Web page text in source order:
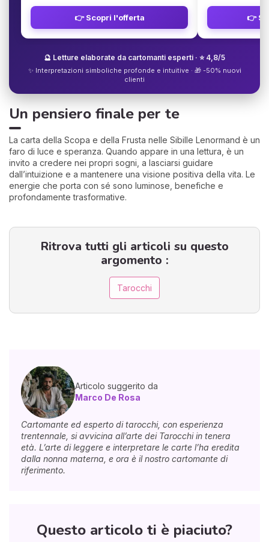
👉 Scopri l'offerta 👉
🔮 Letture elaborate da cartomanti esperti · ⭐ 4,8/5
✨ Interpretazioni simboliche profonde e intuitive · 🎁 -50% nuovi
clienti
Un pensiero finale per te
La carta della Scopa e della Frusta nelle Sibille Lenormand è un
faro di luce e speranza. Quando appare in una lettura, è un
invito a credere nei propri sogni, a lasciarsi guidare
dall’intuizione e a mantenere una visione positiva della vita. Le
energie che porta con sé sono luminose, benefiche e
profondamente trasformative.
Ritrova tutti gli articoli su questo
argomento :
Tarocchi
Articolo suggerito da
Marco De Rosa
Cartomante ed esperto di tarocchi, con esperienza
trentennale, si avvicina all’arte dei Tarocchi in tenera
età. L’arte di leggere e interpretare le carte l’ha eredita
dalla nonna materna, e ora è il nostro cartomante di
riferimento.
Questo articolo ti è piaciuto?